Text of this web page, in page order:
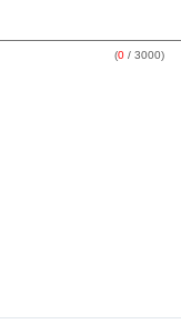
(0 / 3000)